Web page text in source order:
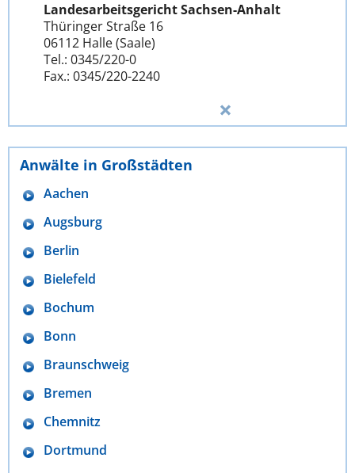
Landesarbeitsgericht Sachsen-Anhalt
Thüringer Straße 16
06112 Halle (Saale)
Tel.: 0345/220-0
Fax.: 0345/220-2240
Anwälte in Großstädten
Aachen
Augsburg
Berlin
Bielefeld
Bochum
Bonn
Braunschweig
Bremen
Chemnitz
Dortmund